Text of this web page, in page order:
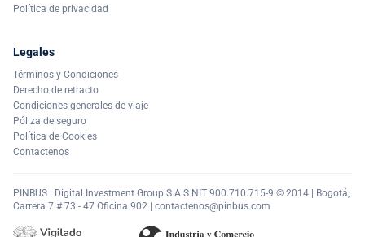
Política de privacidad
Legales
Términos y Condiciones
Derecho de retracto
Condiciones generales de viaje
Póliza de seguro
Política de Cookies
Contactenos
PINBUS | Digital Investment Group S.A.S NIT 900.710.715-9 © 2014 | Bogotá,
Carrera 7 # 73 - 47 Oficina 902 | contactenos@pinbus.com